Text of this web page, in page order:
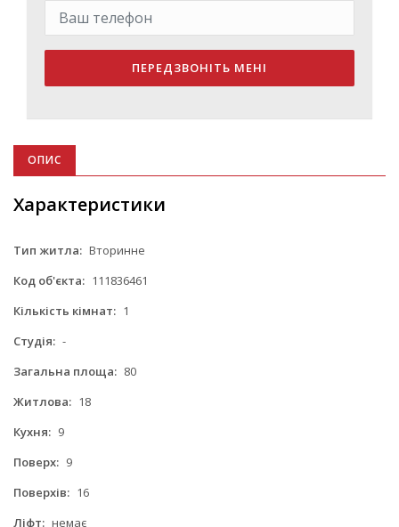
ПЕРЕДЗВОНІТЬ МЕНІ
ОПИС
Характеристики
Тип житла: Вторинне
Код об'єкта: 111836461
Кількість кімнат: 1
Студія: -
Загальна площа: 80
Житлова: 18
Кухня: 9
Поверх: 9
Поверхів: 16
Ліфт: немає